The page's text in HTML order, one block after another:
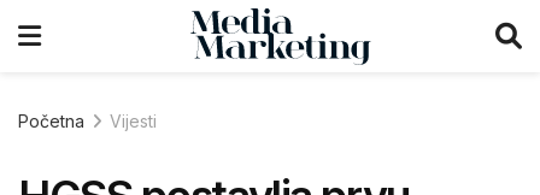
Početna Vijesti